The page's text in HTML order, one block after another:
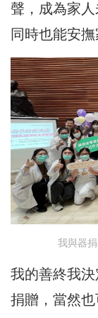
聲，成為家人
同時也能安
我與器
我的善終我
捐贈，當然